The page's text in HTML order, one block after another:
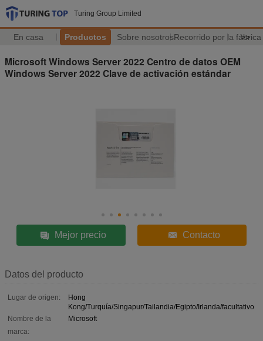
Turing Group Limited
En casa Productos Sobre nosotrosRecorrido por la fábrica
>>
Microsoft Windows Server 2022 Centro de datos OEM
Windows Server 2022 Clave de activación estándar
Mejor precio Contacto
Datos del producto
Lugar de origen:
Hong
Kong/Turquía/Singapur/Tailandia/Egipto/Irlanda/facultativo
Nombre de la
marca:
Microsoft